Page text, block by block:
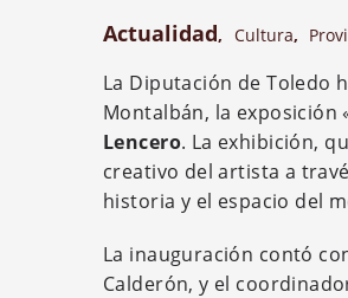
Actualidad, Cultura,
La Diputación de Toledo
Montalbán, la
Lencero. La exhibición,
creativo del artista a
historia y el espacio del
La inauguración contó
Calderón, y el